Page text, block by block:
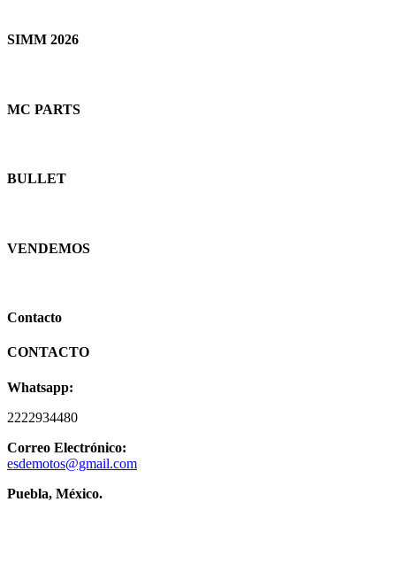
SIMM 2026
MC PARTS
BULLET
VENDEMOS
Contacto
CONTACTO
Whatsapp:
2222934480
Correo Electrónico:
esdemotos@gmail.com
Puebla, México.